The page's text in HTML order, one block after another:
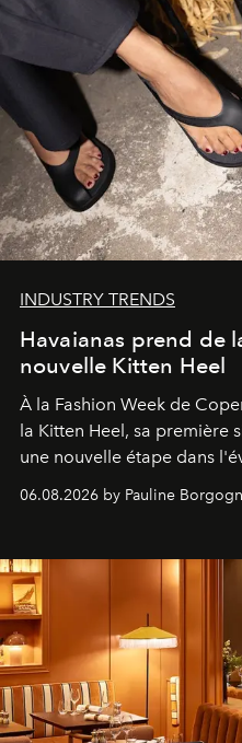
INDUSTRY TRENDS
Havaianas prend de
nouvelle Kitten Heel
À la Fashion Week de
la Kitten Heel, sa première
une nouvelle étape dans
06.08.2026 by Pauline